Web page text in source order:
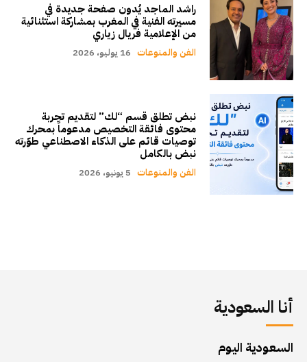
راشد الماجد يُدون صفحة جديدة في
مسيرته الفنية في المغرب بمشاركة استثنائية
من الإعلامية فريال زياري
الفن والمنوعات 16 يوليو، 2026
نبض تطلق قسم “لك” لتقديم تجربة
محتوى فائقة التخصيص مدعوماً بمحرك
توصيات قائم على الذكاء الاصطناعي طوّرته
نبض بالكامل
الفن والمنوعات 5 يونيو، 2026
أنا السعودية
السعودية اليوم